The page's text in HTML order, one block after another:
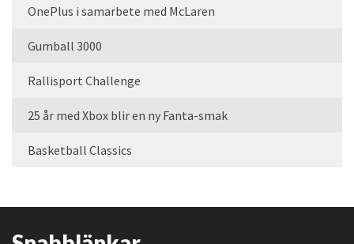
OnePlus i samarbete med McLaren
Gumball 3000
Rallisport Challenge
25 år med Xbox blir en ny Fanta-smak
Basketball Classics